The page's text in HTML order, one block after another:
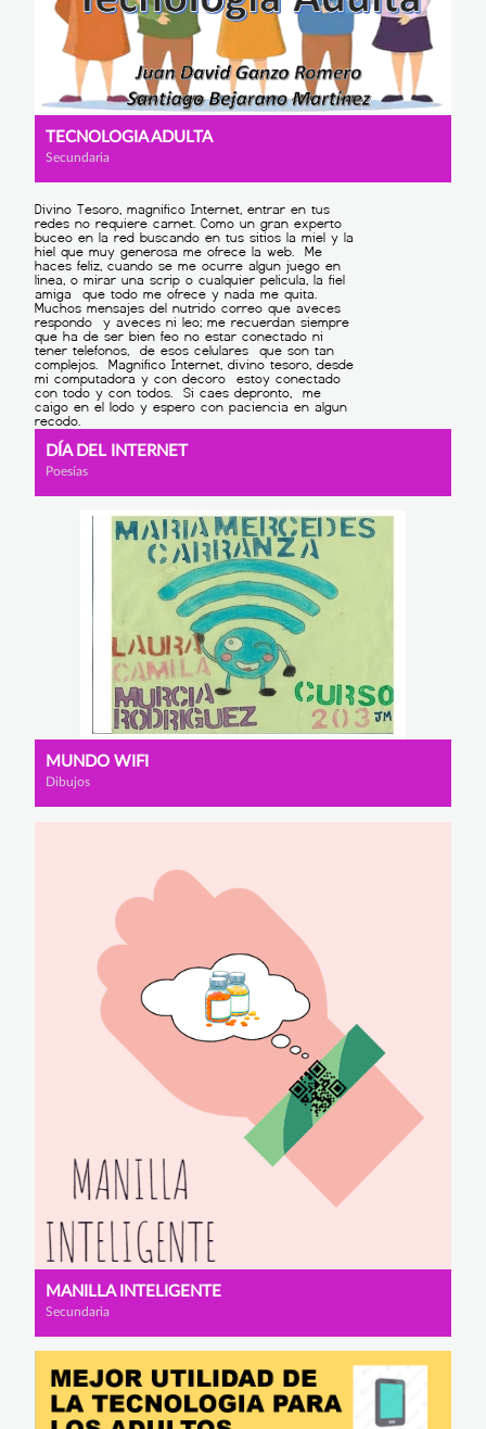
TECNOLOGIA ADULTA
Secundaria
DÍA DEL INTERNET
Poesías
MUNDO WIFI
Dibujos
MANILLA INTELIGENTE
Secundaria